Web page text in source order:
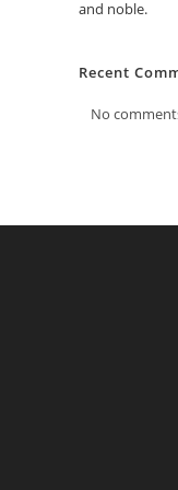
and noble.
Recent
No